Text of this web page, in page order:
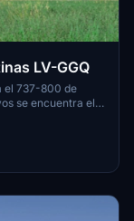
LV-GGQ
el 737-800 de
dejo una
el interior de
porque el
de Aerolíneas